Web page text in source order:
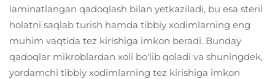
laminatlangan qadoqlash bilan yetkaziladi, bu esa steril
holatni saqlab turish hamda tibbiy xodimlarning eng
muhim vaqtida tez kirishiga imkon beradi. Bunday
qadoqlar mikroblardan xoli bo'lib qoladi va shuningdek,
yordamchi tibbiy xodimlarning tez kirishiga imkon